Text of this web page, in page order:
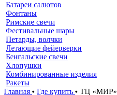
Батареи салютов
Фонтаны
Римские свечи
Фестивальные шары
Петарды, волчки
Летающие фейерверки
Бенгальские свечи
Хлопушки
Комбинированные изделия
Ракеты
Главная • Где купить • ТЦ «МИР»